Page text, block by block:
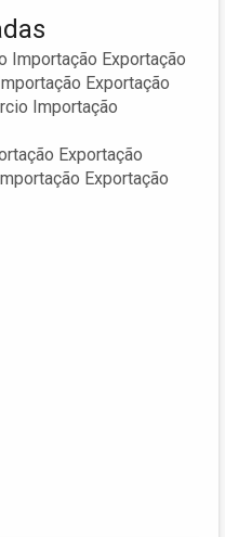
Importação Exportação
Exportação
Importação
Exportação
Exportação